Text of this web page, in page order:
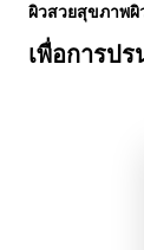
เพื่อการป
ผิวสวยสุขภาพ